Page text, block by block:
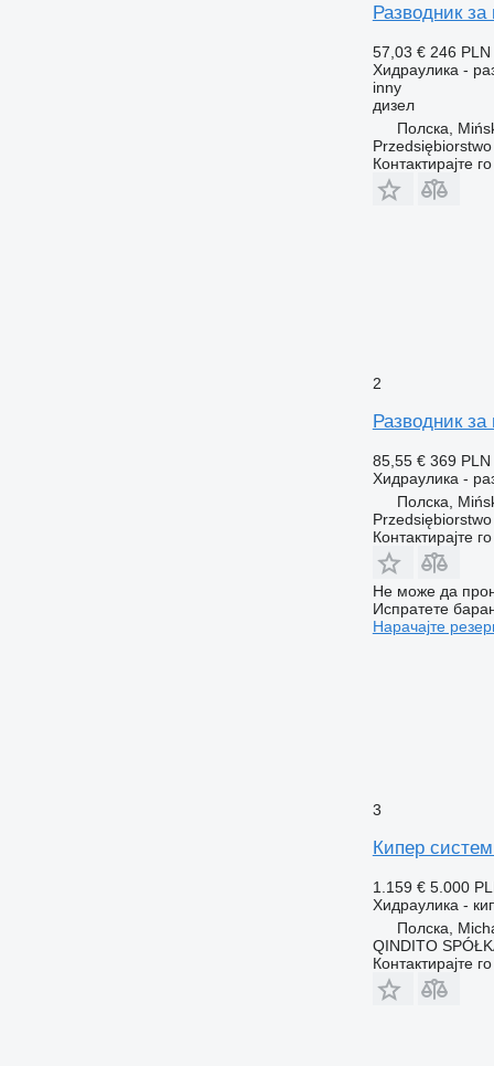
Разводник
57,03 € 246 PLN
Хидраулика -
inny
дизел
Полска,
Контактирајте
2
Разводник
85,55 € 369 PLN
Хидраулика -
Полска,
Контактирајте
Не може да
Испратете
Нарачајте
3
Кипер
1.159 € 5.000
Хидраулика -
Полска,
QINDITO
Контактирајте